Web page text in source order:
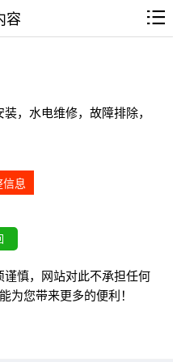
容
，水电维修，故障排除，
息
慎，网站对此不承担任何
为您带来更多的便利！